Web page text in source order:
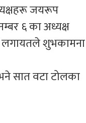
जयरूप
६ का अध्यक्ष
लगायतले शुभकामना
सात वटा टोलका